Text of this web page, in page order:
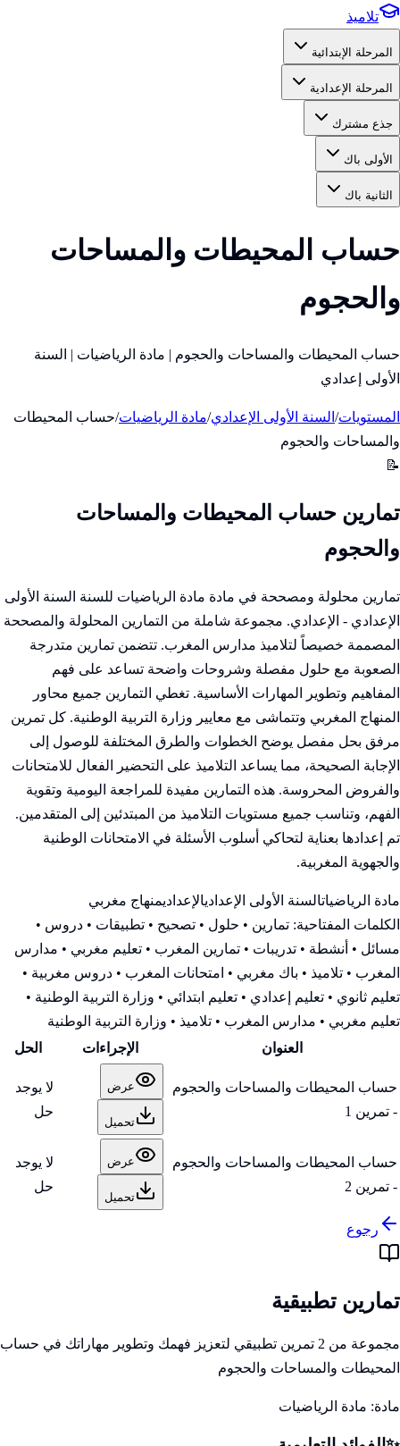
تلاميذ
المرحلة الإبتدائية
المرحلة الإعدادية
جذع مشترك
الأولى باك
الثانية باك
حساب المحيطات والمساحات
والحجوم
حساب المحيطات والمساحات والحجوم | مادة الرياضيات | السنة
الأولى إعدادي
المستويات/ السنة الأولى الإعدادي/مادة الرياضيات/حساب المحيطات
والمساحات والحجوم
📝
تمارين حساب المحيطات والمساحات
والحجوم
تمارين محلولة ومصححة في مادة مادة الرياضيات للسنة السنة الأولى
الإعدادي - الإعدادي. مجموعة شاملة من التمارين المحلولة والمصححة
المصممة خصيصاً لتلاميذ مدارس المغرب. تتضمن تمارين متدرجة
الصعوبة مع حلول مفصلة وشروحات واضحة تساعد على فهم
المفاهيم وتطوير المهارات الأساسية. تغطي التمارين جميع محاور
المنهاج المغربي وتتماشى مع معايير وزارة التربية الوطنية. كل تمرين
مرفق بحل مفصل يوضح الخطوات والطرق المختلفة للوصول إلى
الإجابة الصحيحة، مما يساعد التلاميذ على التحضير الفعال للامتحانات
والفروض المحروسة. هذه التمارين مفيدة للمراجعة اليومية وتقوية
الفهم، وتناسب جميع مستويات التلاميذ من المبتدئين إلى المتقدمين.
تم إعدادها بعناية لتحاكي أسلوب الأسئلة في الامتحانات الوطنية
والجهوية المغربية.
مادة الرياضياتالسنة الأولى الإعداديالإعداديمنهاج مغربي
الكلمات المفتاحية: تمارين • حلول • تصحيح • تطبيقات • دروس •
مسائل • أنشطة • تدريبات • تمارين المغرب • تعليم مغربي • مدارس
المغرب • تلاميذ • باك مغربي • امتحانات المغرب • دروس مغربية •
تعليم ثانوي • تعليم إعدادي • تعليم ابتدائي • وزارة التربية الوطنية •
تعليم مغربي • مدارس المغرب • تلاميذ • وزارة التربية الوطنية
العنوان
الإجراءات الحل
حساب المحيطات والمساحات والحجوم
- تمرين 1
عرض
تحميل
لا يوجد
حل
حساب المحيطات والمساحات والحجوم
- تمرين 2
عرض
تحميل
لا يوجد
حل
رجوع
تمارين تطبيقية
مجموعة من 2 تمرين تطبيقي لتعزيز فهمك وتطوير مهاراتك في حساب
المحيطات والمساحات والحجوم
مادة: مادة الرياضيات